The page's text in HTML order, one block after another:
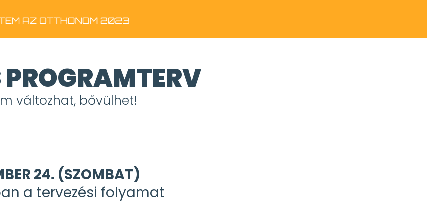
PROGRAMTERV​
változhat, bővülhet!
24. (SZOMBAT)​
a tervezési folyamat